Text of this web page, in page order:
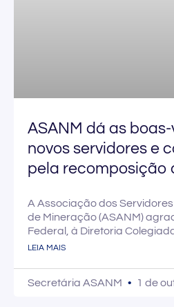
ASANM dá as
novos servidores e
pela recomposição
A Associação dos
de Mineração (ASANM)
Federal, à Diretoria
LEIA MAIS
Secretária ASANM 1 de